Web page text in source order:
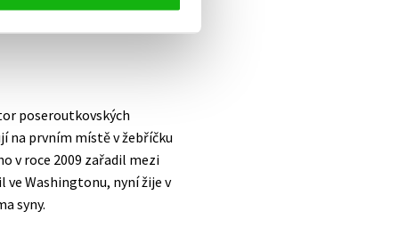
poseroutkovských
na prvním místě v žebříčku
v roce 2009 zařadil mezi
Washingtonu, nyní žije v
syny.